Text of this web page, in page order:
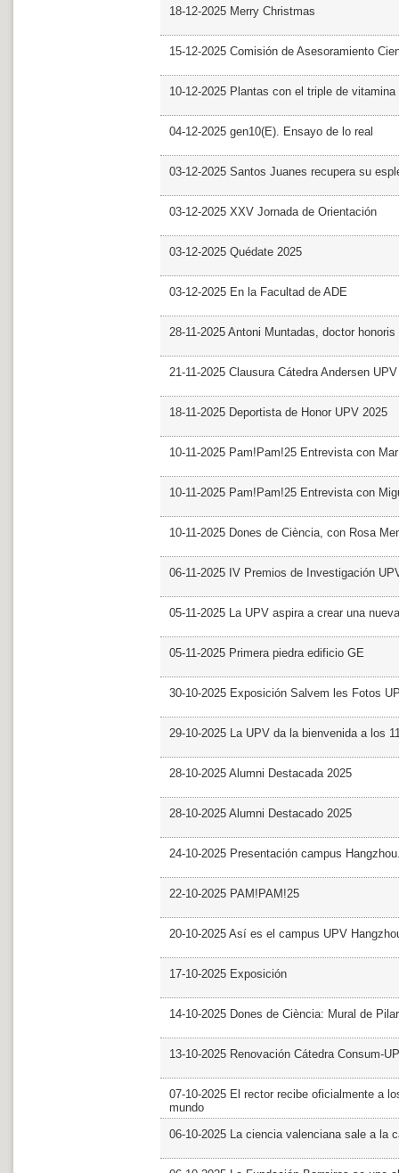
18-12-2025 Merry Christmas
15-12-2025 Comisión de Asesoramiento
10-12-2025 Plantas con el triple de vitamina
04-12-2025 gen10(E). Ensayo de lo real
03-12-2025 Santos Juanes recupera su
03-12-2025 XXV Jornada de Orientación
03-12-2025 Quédate 2025
03-12-2025 En la Facultad de ADE
28-11-2025 Antoni Muntadas, doctor
21-11-2025 Clausura Cátedra Andersen UPV
18-11-2025 Deportista de Honor UPV 2025
10-11-2025 Pam!Pam!25 Entrevista con
10-11-2025 Pam!Pam!25 Entrevista con
10-11-2025 Dones de Ciència, con Rosa
06-11-2025 IV Premios de Investigación
05-11-2025 La UPV aspira a crear una
05-11-2025 Primera piedra edificio GE
30-10-2025 Exposición Salvem les Fotos
29-10-2025 La UPV da la bienvenida a los
28-10-2025 Alumni Destacada 2025
28-10-2025 Alumni Destacado 2025
24-10-2025 Presentación campus
22-10-2025 PAM!PAM!25
20-10-2025 Así es el campus UPV
17-10-2025 Exposición
14-10-2025 Dones de Ciència: Mural de
13-10-2025 Renovación Cátedra Consum-
07-10-2025 El rector recibe oficialmente a
mundo
06-10-2025 La ciencia valenciana sale a la